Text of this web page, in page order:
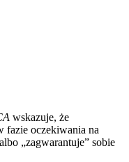
wskazuje, że
fazie oczekiwania na
„zagwarantuje” sobie